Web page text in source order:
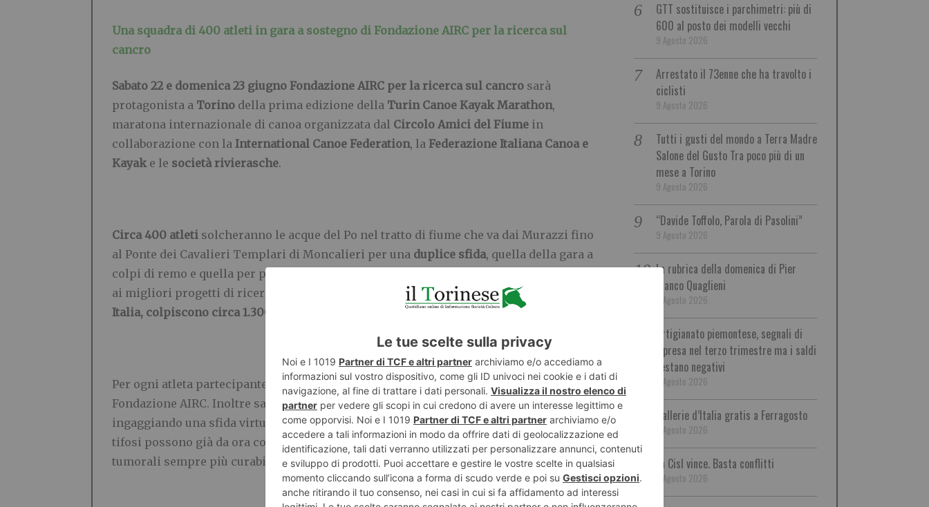
Una squadra di 400 atleti in gara a sostegno di Fondazione AIRC per la ricerca sul
cancro
Sabato 22 e domenica 23 giugno Fondazione AIRC per la ricerca sul cancro sarà
protagonista a Torino della prima edizione della Turin Canoe Kayak Marathon,
maratona internazionale di canoa organizzata dal Circolo Amici del Fiume in
collaborazione con la International Canoe Federation, la Federazione Italiana Canoa e
Kayak e le società rivierasche.
Circa 400 atleti solcheranno le acque del Po nel tratto di fiume che va dai Murazzi fino
al Ponte dei Cavalieri Templari di Moncalieri per una duplice sfida, quella della gara a
colpi di remo e quella per portare nuove risorse ad
ai migliori progetti di ricerca per
la cura dei tumori infantili che, ogni anno solo in
Italia, colpiscono circa 1.300 bambini sotto i quattordici anni.
Per ogni atleta partecipante l’organizzazione donerà 5 euro della quota di iscrizione a
Fondazione AIRC. Inoltre sarà possibile far aumentare la raccolta fondi complessiva
ingaggiando una sfida virtuosa attraversoRete del Dono, dove atleti, appassionati e
tifosi possono già da ora contribuire con una donazione per rendere queste forme
tumorali sempre più curabili.
GTT sostituisce i parchimetri: più di
600 al posto dei modelli vecchi
9 Agosto 2026
Arrestato il 73enne che ha travolto i
ciclisti
9 Agosto 2026
Tutti i gusti del mondo a Terra Madre
Salone del Gusto Tra poco più di un
mese a Torino
9 Agosto 2026
“Davide Toffolo, Parola di Pasolini”
9 Agosto 2026
La rubrica della domenica di Pier
Franco Quaglieni
9 Agosto 2026
Artigianato piemontese, segnali di
ripresa nel terzo trimestre ma i saldi
restano negativi
9 Agosto 2026
Gallerie d’Italia gratis a Ferragosto
9 Agosto 2026
La Cisl vince. Basta conflitti
9 Agosto 2026